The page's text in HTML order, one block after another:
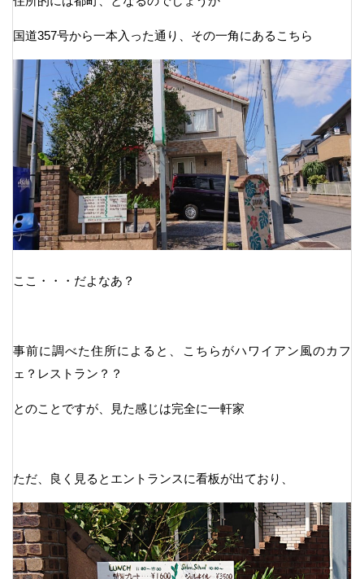
国道357号から一本入った通り、その一角にあるこちら
ここ・・・だよなあ？
事前に調べた住所によると、こちらがハワイアン風のカフ
ェ？レストラン？？
とのことですが、見た感じは完全に一軒家
ただ、良く見るとエントランスに看板が出ており、